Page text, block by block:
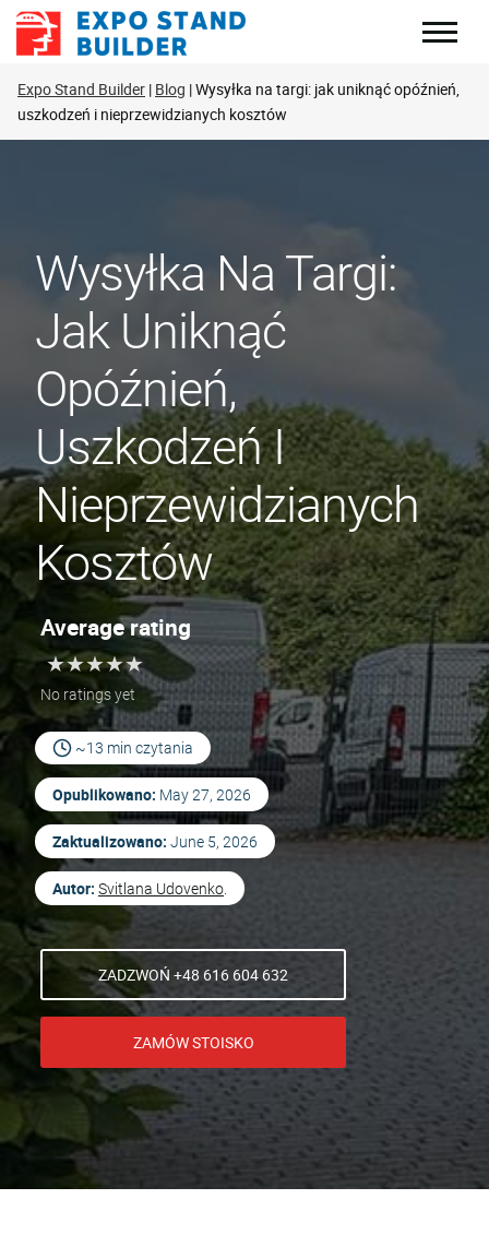
Skip
Expo Stand Builder Blog Wysyłka na targi: jak uniknąć opóźnień,
uszkodzeń i nieprzewidzianych kosztów
Wysyłka Na Targi:
Jak Uniknąć
Opóźnień,
Uszkodzeń I
Nieprzewidzianych
Kosztów
Average rating
★★★★★
★★★★★
No ratings yet
~13 min czytania
Opublikowano: May 27, 2026
Zaktualizowano: June 5, 2026
Autor: Svitlana Udovenko
ZADZWOŃ +48 616 604 632
ZAMÓW STOISKO